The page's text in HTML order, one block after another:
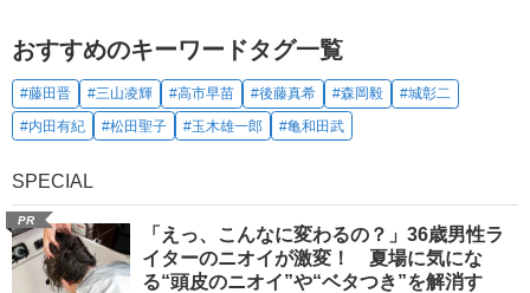
おすすめのキーワードタグ一覧
#藤田晋 #三山凌輝 #高市早苗 #後藤真希 #森岡毅
#城彰二
#内田有紀
#松田聖子 #玉木雄一郎 #亀和田武
SPECIAL
PR
「えっ、こんなに変わるの？」36歳男性ラ
イターのニオイが激変！ 夏場に気にな
る“頭皮のニオイ”や“ベタつき”を解消す